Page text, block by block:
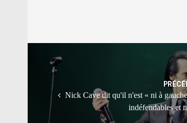
navigation
Nick Cave dit qu'il n'est « ni à
indéfendables et